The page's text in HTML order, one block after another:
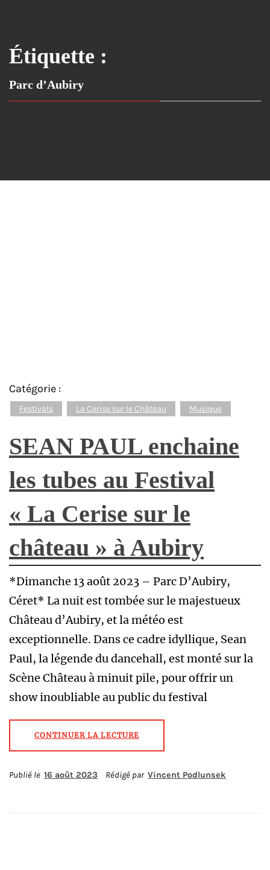
Étiquette :
Parc d’Aubiry
Catégorie :
Festivals La Cerise sur le Château Musique
SEAN PAUL enchaine
les tubes au Festival
« La Cerise sur le
château » à Aubiry
*Dimanche 13 août 2023 – Parc D’Aubiry,
Céret* La nuit est tombée sur le majestueux
Château d’Aubiry, et la météo est
exceptionnelle. Dans ce cadre idyllique, Sean
Paul, la légende du dancehall, est monté sur la
Scène Château à minuit pile, pour offrir un
show inoubliable au public du festival
CONTINUER LA LECTURE
Publié le 16 août 2023 Rédigé par Vincent Podlunsek